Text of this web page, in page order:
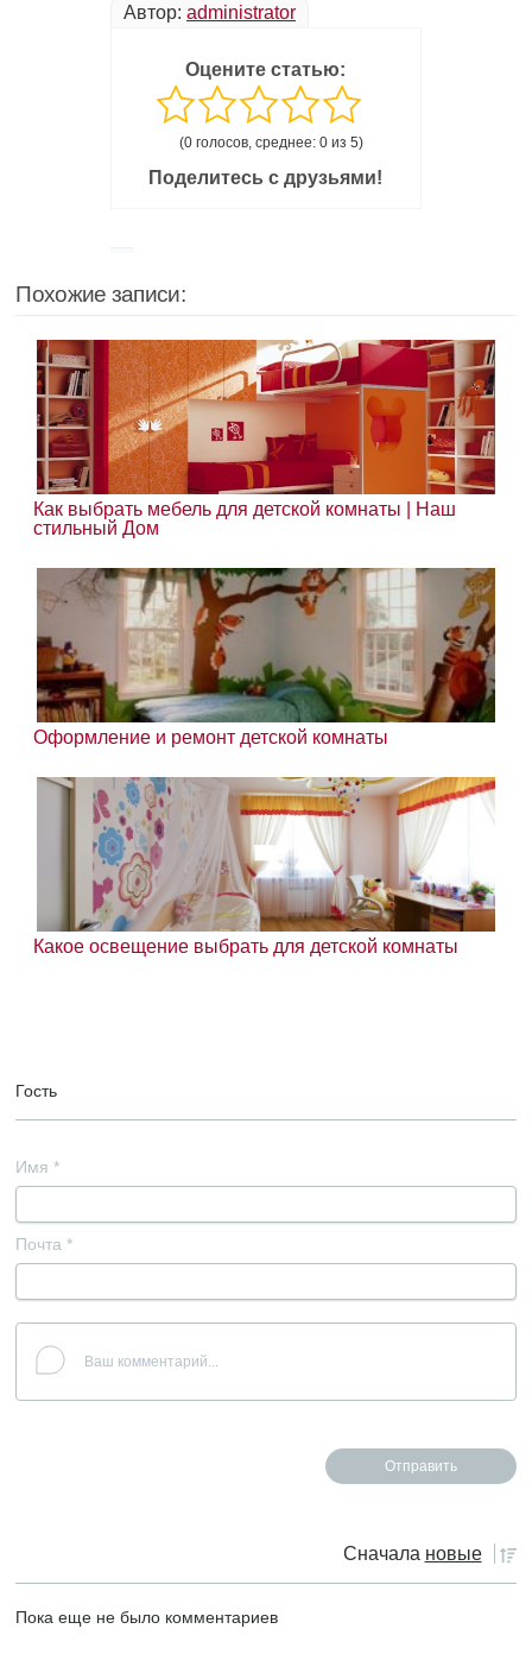
Автор: administrator
Оцените статью:
(0 голосов, среднее: 0 из 5)
Поделитесь с друзьями!
Похожие записи:
Как выбрать мебель для детской комнаты | Наш
стильный Дом
Оформление и ремонт детской комнаты
Какое освещение выбрать для детской комнаты
Гость
Имя *
Почта *
Сначала новые
Пока еще не было комментариев